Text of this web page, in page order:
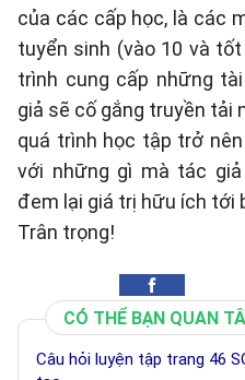
của các cấp học, là các
tuyển sinh (vào 10 và
trình cung cấp những
giả sẽ cố gắng truyền tải
quá trình học tập trở
với những gì mà tác
đem lại giá trị hữu ích tới
Trân trọng!
CÓ THỂ BẠN QUAN
Câu hỏi luyện tập trang 46